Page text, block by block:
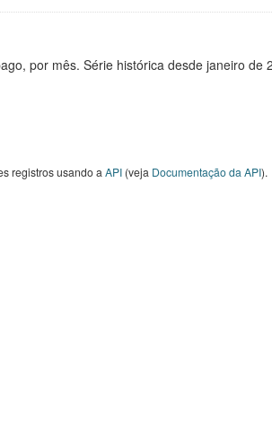
por mês. Série histórica desde janeiro
registros usando a API(veja Documentação da API).